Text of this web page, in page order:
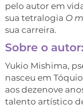
pelo autor em
sua tetralogia O
sua carreira.
Sobre o autor:
Yukio Mishima,
nasceu em
aos dezenove
talento artístico